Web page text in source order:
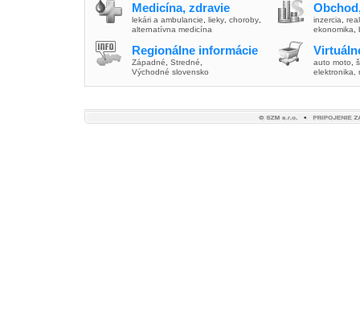
Medicína, zdravie
lekári a ambulancie lieky choroby
alternatívna medicína
Regionálne informácie
Západné Stredné
Východné slovensko
inzercia
ekonomika
auto moto
elektronika,